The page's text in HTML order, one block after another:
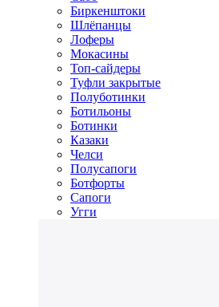
Биркенштоки
Шлёпанцы
Лоферы
Мокасины
Топ-сайдеры
Туфли закрытые
Полуботинки
Ботильоны
Ботинки
Казаки
Челси
Полусапоги
Ботфорты
Сапоги
Угги